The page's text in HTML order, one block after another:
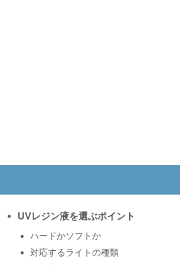
UVレジン液を選ぶポイント
ハードかソフトか
対応するライトの種類